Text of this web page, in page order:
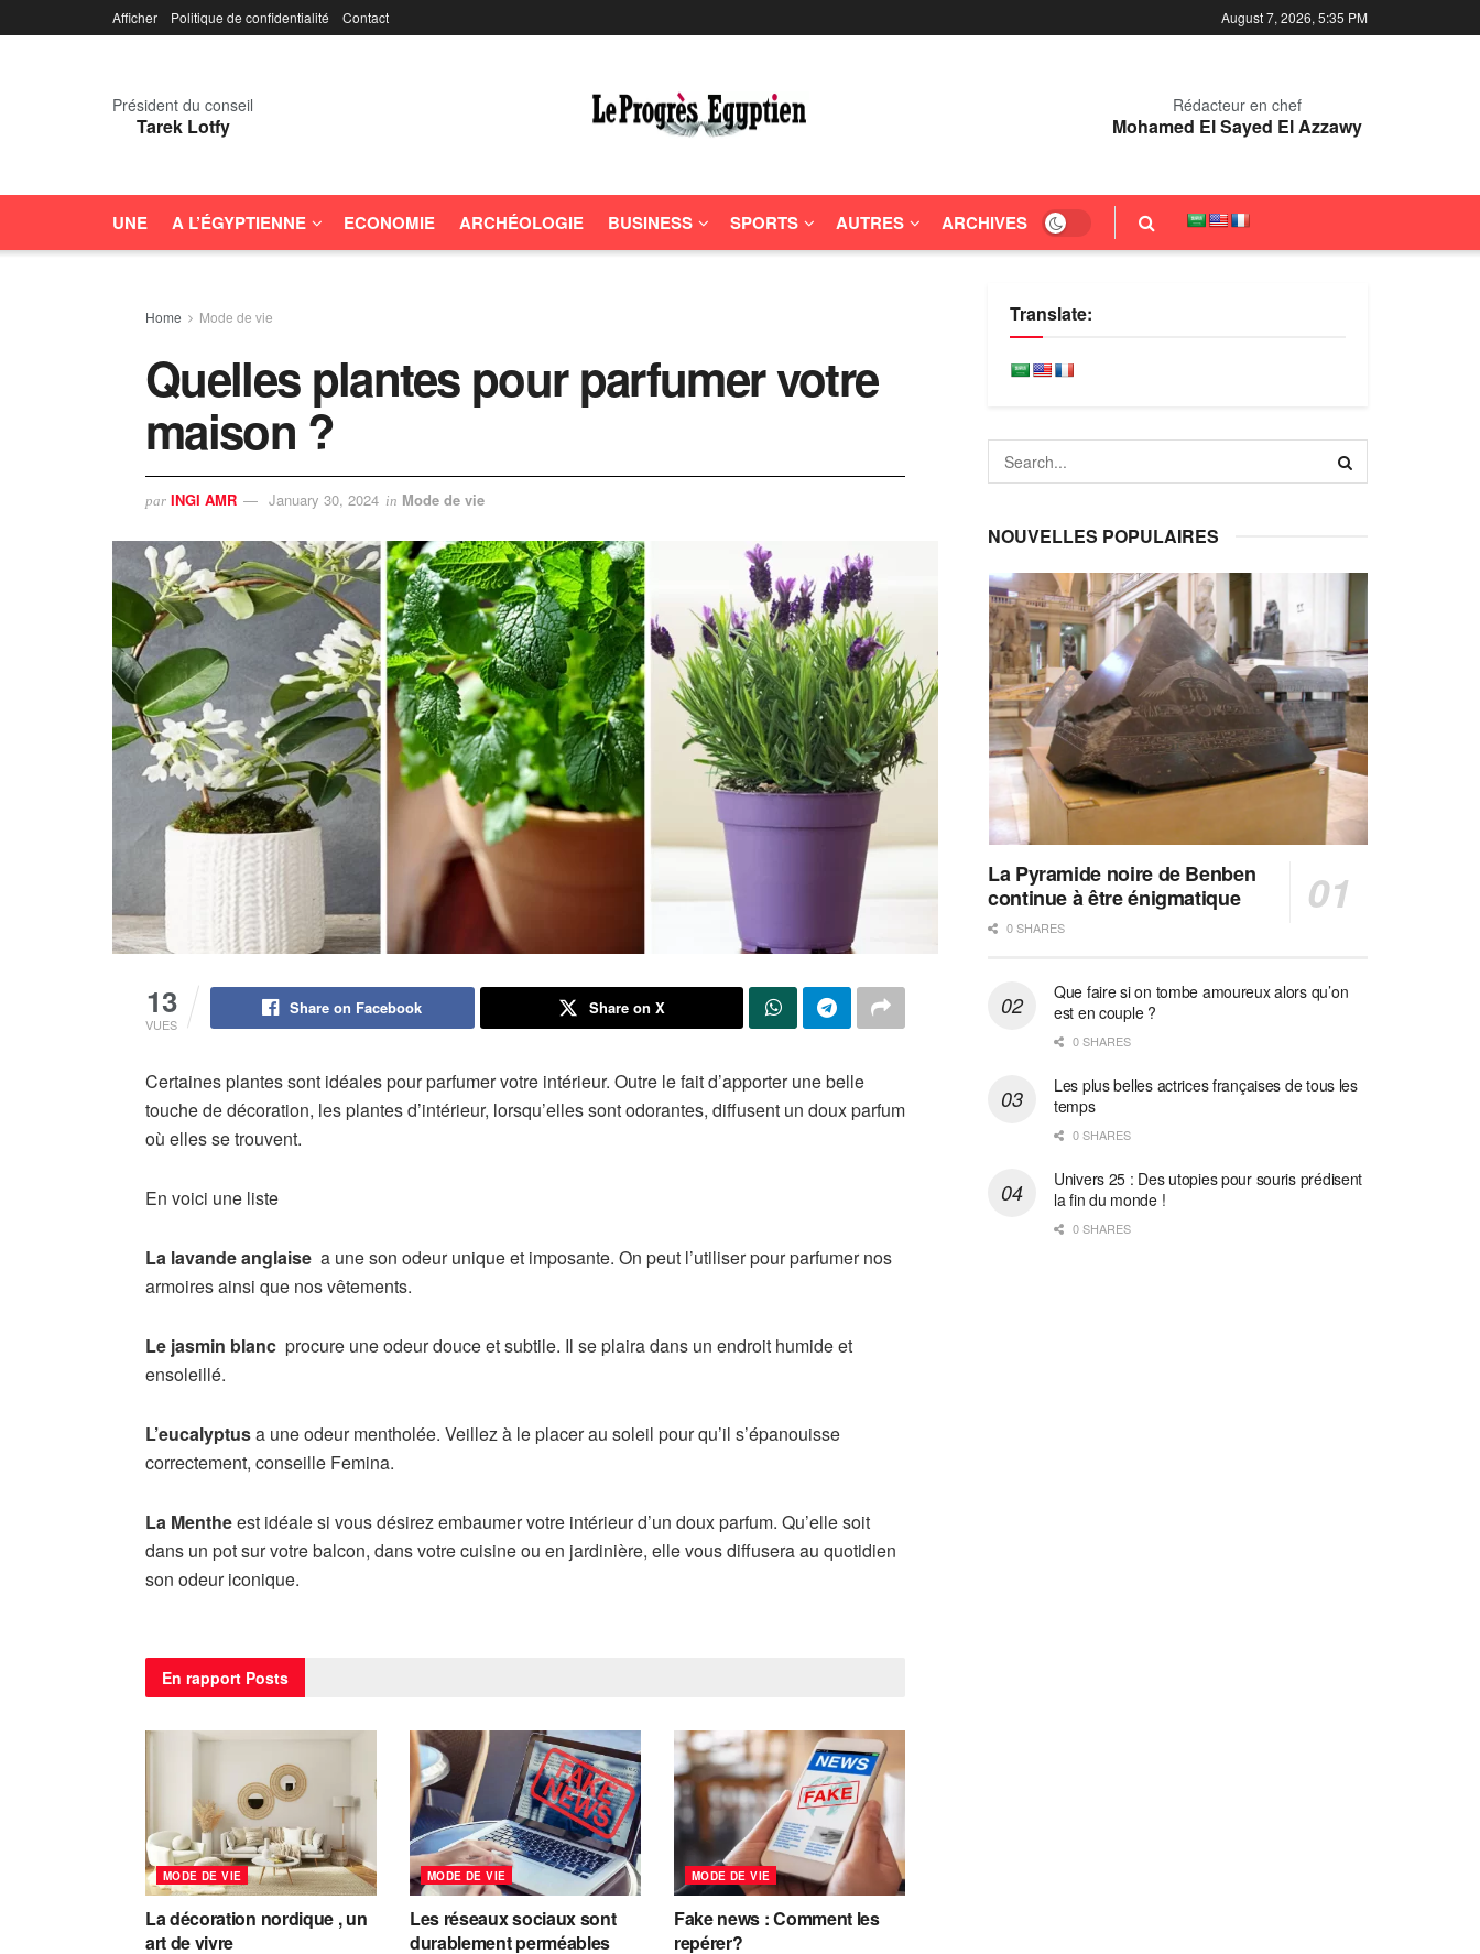
Afficher Politique de confidentialité Contact August 7, 2026, 5:35 PM
Président du conseil
Tarek Lotfy
Rédacteur en chef
Mohamed El Sayed El Azzawy
UNE A L’ÉGYPTIENNE ECONOMIE ARCHÉOLOGIE BUSINESS SPORTS AUTRES ARCHIVES
Home Mode de vie
Quelles plantes pour parfumer votre
maison ?
par INGI AMR January 30, 2024 in Mode de vie
13
VUES
Share on Facebook Share on X
Certaines plantes sont idéales pour parfumer votre intérieur. Outre le fait d’apporter une belle
touche de décoration, les plantes d’intérieur, lorsqu’elles sont odorantes, diffusent un doux parfum
où elles se trouvent.
En voici une liste
La lavande anglaise a une son odeur unique et imposante. On peut l’utiliser pour parfumer nos
armoires ainsi que nos vêtements.
Le jasmin blanc procure une odeur douce et subtile. Il se plaira dans un endroit humide et
ensoleillé.
L’eucalyptusa une odeur mentholée. Veillez à le placer au soleil pour qu’il s’épanouisse
correctement, conseille Femina.
La Mentheest idéale si vous désirez embaumer votre intérieur d’un doux parfum. Qu’elle soit
dans un pot sur votre balcon, dans votre cuisine ou en jardinière, elle vous diffusera au quotidien
son odeur iconique.
En rapport Posts
MODE DE VIE
La décoration nordique , un
art de vivre
MODE DE VIE
Les réseaux sociaux sont
durablement perméables
MODE DE VIE
Fake news : Comment les
repérer?
Translate:
NOUVELLES POPULAIRES
La Pyramide noire de Benben
continue à être énigmatique
0 SHARES
Que faire si on tombe amoureux alors qu’on
est en couple ?
0 SHARES
Les plus belles actrices françaises de tous les
temps
0 SHARES
Univers 25 : Des utopies pour souris prédisent
la fin du monde !
0 SHARES